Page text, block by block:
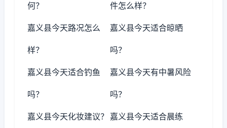
何？ 件怎么样？
嘉义县今天路况怎么
样？
嘉义县今天适合晾晒
吗？
嘉义县今天适合钓鱼
吗？
嘉义县今天有中暑风险
吗？
嘉义县今天化妆建议？ 嘉义县今天适合晨练